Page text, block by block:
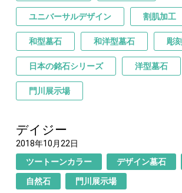
ユニバーサルデザイン 割肌加工
和型墓石 和洋型墓石 彫刻
日本の銘石シリーズ 洋型墓石
門川展示場
デイジー
2018年10月22日
ツートーンカラー
デザイン墓石
自然石 門川展示場